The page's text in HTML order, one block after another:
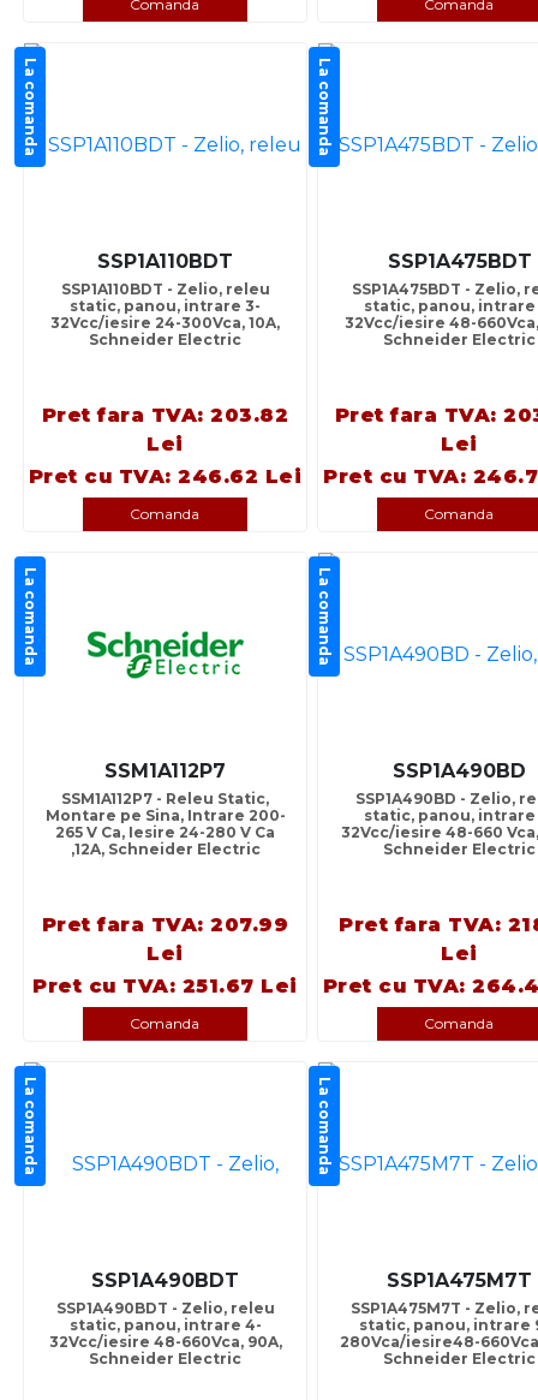
Comanda Comanda
La comanda
SSP1A110BDT
SSP1A110BDT - Zelio, releu
static, panou, intrare 3-
32Vcc/iesire 24-300Vca, 10A,
Schneider Electric
Pret fara TVA: 203.82
Lei
Pret cu TVA: 246.62 Lei
Comanda
La comanda
SSP1A475BDT
SSP1A475BDT - Zelio,
static, panou, intrare
32Vcc/iesire 48-660Vca,
Schneider Electric
Pret fara TVA:
Lei
Pret cu TVA:
Comanda
La comanda
SSM1A112P7
SSM1A112P7 - Releu Static,
Montare pe Sina, Intrare 200-
265 V Ca, Iesire 24-280 V Ca
,12A, Schneider Electric
Pret fara TVA: 207.99
Lei
Pret cu TVA: 251.67 Lei
Comanda
La comanda
SSP1A490BD
SSP1A490BD - Zelio,
static, panou, intrare
32Vcc/iesire 48-660
Schneider Electric
Pret fara TVA:
Lei
Pret cu TVA:
Comanda
La comanda
SSP1A490BDT
SSP1A490BDT - Zelio, releu
static, panou, intrare 4-
32Vcc/iesire 48-660Vca, 90A,
Schneider Electric
La comanda
SSP1A475M7T
SSP1A475M7T - Zelio,
static, panou, intrare
280Vca/iesire48-
Schneider Electric